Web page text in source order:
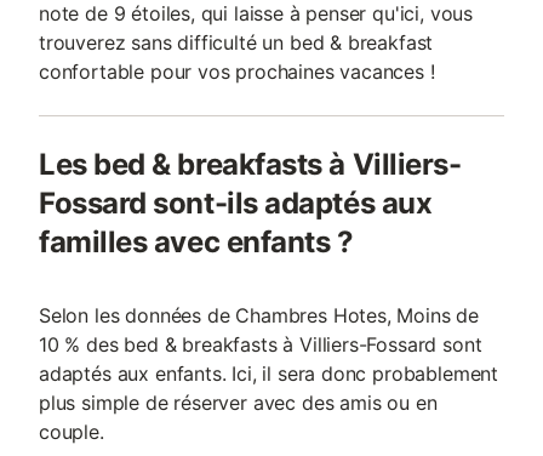
note de 9 étoiles, qui laisse à penser qu'ici, vous
trouverez sans difficulté un bed & breakfast
confortable pour vos prochaines vacances !
Les bed & breakfasts à Villiers-
Fossard sont-ils adaptés aux
familles avec enfants ?
Selon les données de Chambres Hotes, Moins de
10 % des bed & breakfasts à Villiers-Fossard sont
adaptés aux enfants. Ici, il sera donc probablement
plus simple de réserver avec des amis ou en
couple.